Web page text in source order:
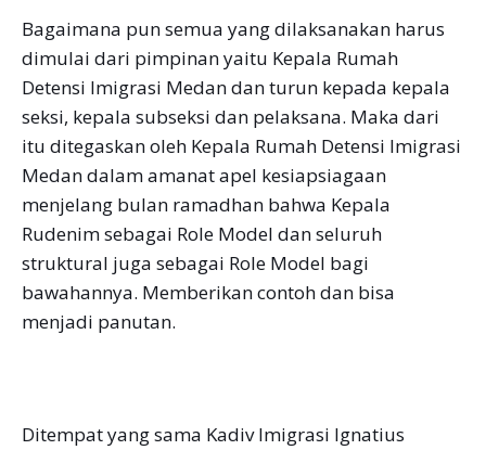
Bagaimana pun semua yang dilaksanakan harus
dimulai dari pimpinan yaitu Kepala Rumah
Detensi Imigrasi Medan dan turun kepada kepala
seksi, kepala subseksi dan pelaksana. Maka dari
itu ditegaskan oleh Kepala Rumah Detensi Imigrasi
Medan dalam amanat apel kesiapsiagaan
menjelang bulan ramadhan bahwa Kepala
Rudenim sebagai Role Model dan seluruh
struktural juga sebagai Role Model bagi
bawahannya. Memberikan contoh dan bisa
menjadi panutan.
Ditempat yang sama Kadiv Imigrasi Ignatius